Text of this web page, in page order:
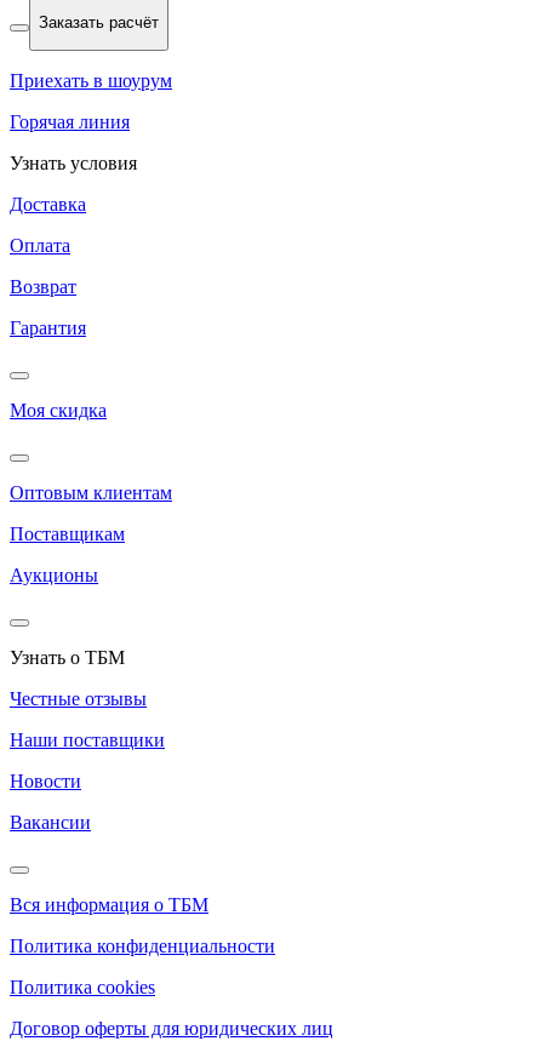
Заказать расчёт
Приехать в шоурум
Горячая линия
Узнать условия
Доставка
Оплата
Возврат
Гарантия
Моя скидка
Оптовым клиентам
Поставщикам
Аукционы
Узнать о ТБМ
Честные отзывы
Наши поставщики
Новости
Вакансии
Вся информация о ТБМ
Политика конфиденциальности
Политика cookies
Договор оферты для юридических лиц